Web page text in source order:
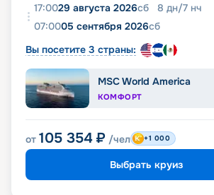
17:0029 августа 2026сб 8 дн/7 нч
07:0005 сентября 2026сб
Вы посетите 3 страны:
MSC World America
КОМФОРТ
от 105 354 ₽ /чел +1 000
Выбрать круиз